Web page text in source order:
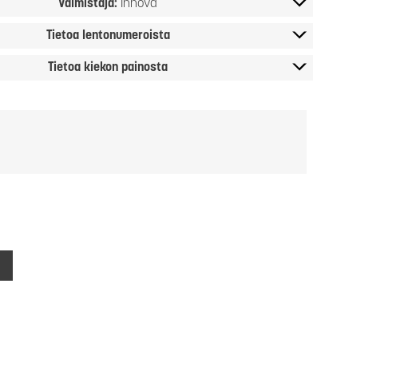
Valmistaja: Innova
Tietoa lentonumeroista
Tietoa kiekon painosta